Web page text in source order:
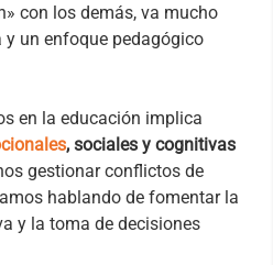
con los demás, va mucho
un enfoque pedagógico
en la educación implica
, sociales y cognitivas
gestionar conflictos de
hablando de fomentar la
y la toma de decisiones